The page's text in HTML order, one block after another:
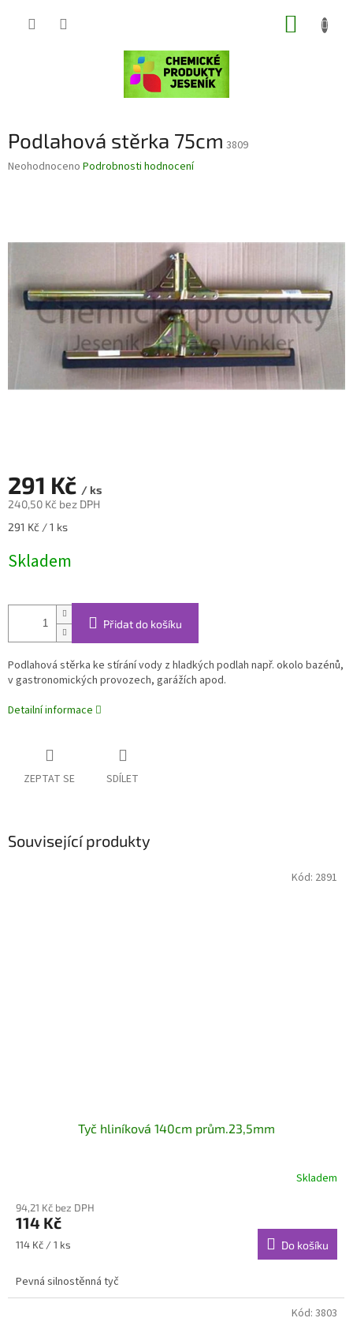
Podlahová stěrka 75cm 3809
Průměrné
z
Neohodnoceno Podrobnosti hodnocení
291 Kč / ks
240,50 Kč bez DPH
Měrná
291 Kč / 1 ks
Skladem
Přidat do košíku
Podlahová stěrka ke stírání vody z hladkých podlah např. okolo bazénů,
v gastronomických provozech, garážích apod.
Detailní informace
ZEPTAT SE SDÍLET
Související produkty
Tyč hliníková 140cm prům.23,5mm
Skladem
94,21 Kč bez DPH
114 Kč
Měrná
114 Kč / 1 ks Do košíku
Pevná silnostěnná tyč
Kód: 2891
Kód: 3803